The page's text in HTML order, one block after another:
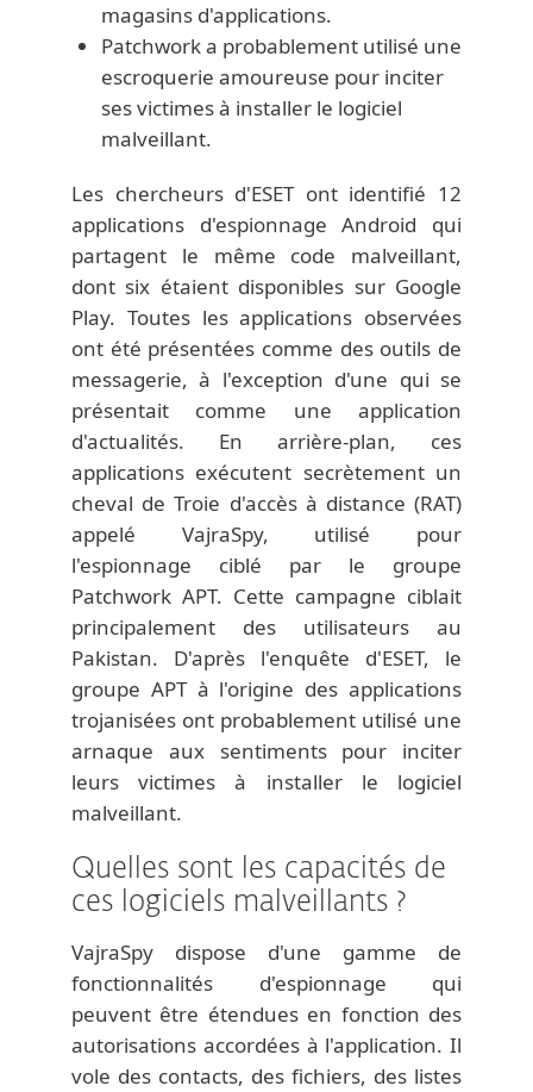
magasins d'applications.
Patchwork a probablement utilisé une
escroquerie amoureuse pour inciter
ses victimes à installer le logiciel
malveillant.
Les chercheurs d'ESET ont identifié 12
applications d'espionnage Android qui
partagent le même code malveillant,
dont six étaient disponibles sur Google
Play. Toutes les applications observées
ont été présentées comme des outils de
messagerie, à l'exception d'une qui se
présentait comme une application
d'actualités. En arrière-plan, ces
applications exécutent secrètement un
cheval de Troie d'accès à distance (RAT)
appelé VajraSpy, utilisé pour
l'espionnage ciblé par le groupe
Patchwork APT. Cette campagne ciblait
principalement des utilisateurs au
Pakistan. D'après l'enquête d'ESET, le
groupe APT à l'origine des applications
trojanisées ont probablement utilisé une
arnaque aux sentiments pour inciter
leurs victimes à installer le logiciel
malveillant.
Quelles sont les capacités de
ces logiciels malveillants ?
VajraSpy dispose d'une gamme de
fonctionnalités d'espionnage qui
peuvent être étendues en fonction des
autorisations accordées à l'application. Il
vole des contacts, des fichiers, des listes